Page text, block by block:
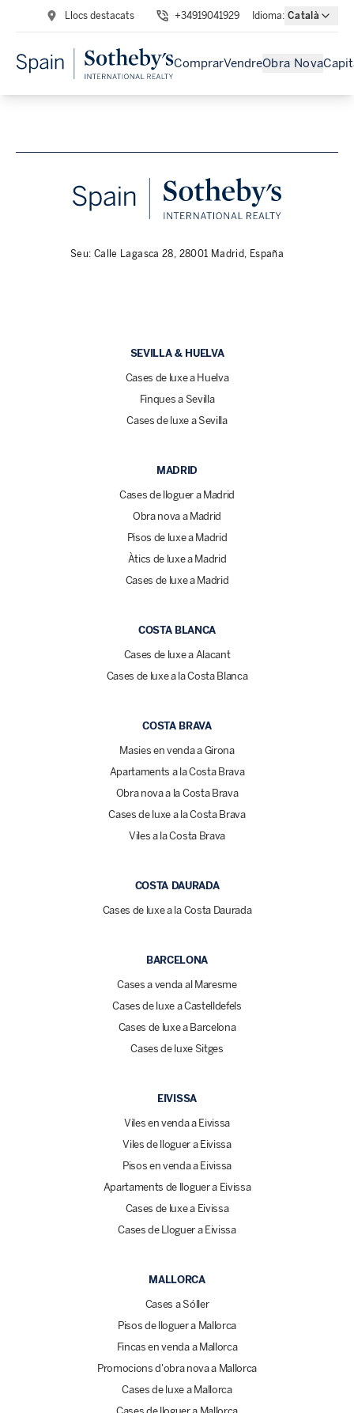
Llocs destacats +34919041929 Idioma: Català
ComprarVendreObra Nova
Seu: Calle Lagasca 28, 28001 Madrid, España
SEVILLA & HUELVA
Cases de luxe a Huelva
Finques a Sevilla
Cases de luxe a Sevilla
MADRID
Cases de lloguer a Madrid
Obra nova a Madrid
Pisos de luxe a Madrid
Àtics de luxe a Madrid
Cases de luxe a Madrid
COSTA BLANCA
Cases de luxe a Alacant
Cases de luxe a la Costa Blanca
COSTA BRAVA
Masies en venda a Girona
Apartaments a la Costa Brava
Obra nova a la Costa Brava
Cases de luxe a la Costa Brava
Viles a la Costa Brava
COSTA DAURADA
Cases de luxe a la Costa Daurada
BARCELONA
Cases a venda al Maresme
Cases de luxe a Castelldefels
Cases de luxe a Barcelona
Cases de luxe Sitges
EIVISSA
Viles en venda a Eivissa
Viles de lloguer a Eivissa
Pisos en venda a Eivissa
Apartaments de lloguer a Eivissa
Cases de luxe a Eivissa
Cases de Lloguer a Eivissa
MALLORCA
Cases a Sóller
Pisos de lloguer a Mallorca
Fincas en venda a Mallorca
Promocions d'obra nova a Mallorca
Cases de luxe a Mallorca